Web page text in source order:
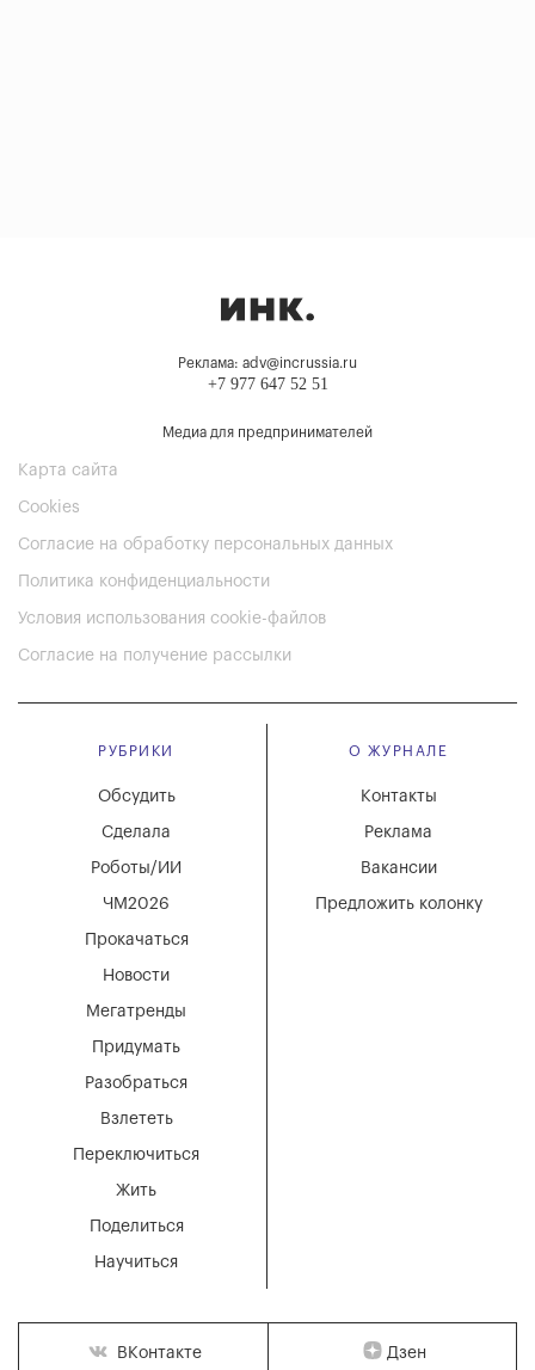
Реклама: adv@incrussia.ru
+7 977 647 52 51
Медиа для предпринимателей
Карта сайта
Cookies
Согласие на обработку персональных данных
Политика конфиденциальности
Условия использования cookie-файлов
Согласие на получение рассылки
РУБРИКИ
Мегатренды
Придумать
Разобраться
Взлететь
Новости
Переключиться
Жить
Поделиться
Научиться
Обсудить
Сделала
Роботы/ИИ
ЧМ2026
Прокачаться
О ЖУРНАЛЕ
Вакансии
Реклама
Контакты
Предложить колонку
ВКонтакте Дзен